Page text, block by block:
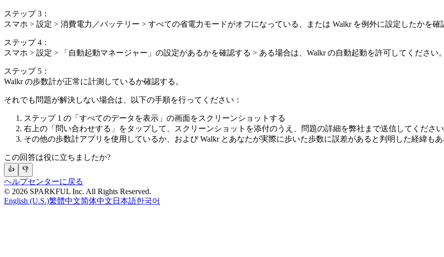
ステップ 3：
スマホ > 設定 > 消費電力／バッテリー > すべての省電力モードがオフになっている、または Walkr を例外に設定したかを確
ステップ 4：
スマホ > 設定 > 「自動起動マネージャー」の設定があるかを確認する > ある場合は、Walkr の自動起動を許可してください。
ステップ 5：
Walkr の歩数計が正常に計測しているか確認する。
それでも問題が解決しない場合は、以下の手順を行ってください：
ステップ 1 の「すべてのデータを表示」の画面をスクリーンショットする
右上の「問い合わせする」をタップして、スクリーンショットを添付のうえ、問題の詳細を弊社まで送信してください
その他の歩数計アプリを使用しているか、および Walkr とあなたが実際に歩いた歩数に誤差があると判明した経緯もあ
この回答は役に立ちましたか?
👍 👎
ヘルプセンターに戻る
© 2026 SPARKFUL Inc. All Rights Reserved.
English (U.S.)繁體中文简体中文 日本語한국어